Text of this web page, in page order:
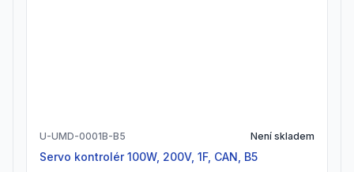
U-UMD-0001B-B5 Není skladem
Servo kontrolér 100W, 200V, 1F, CAN, B5